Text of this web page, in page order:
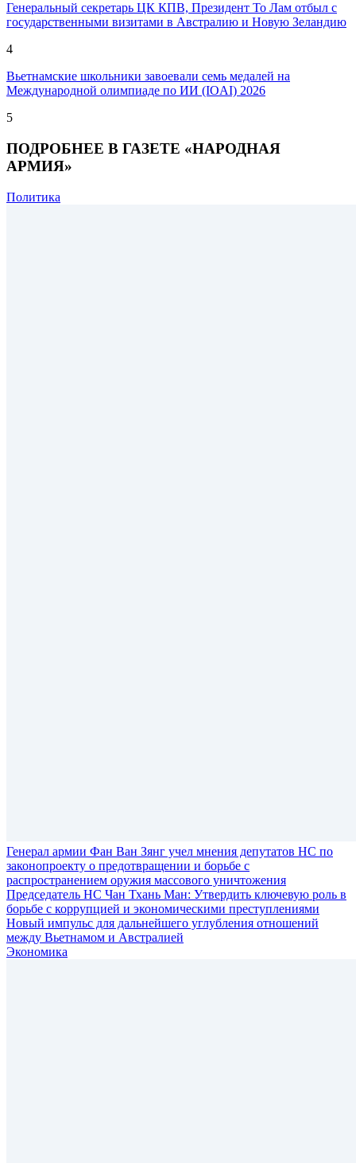
Генеральный секретарь ЦК КПВ, Президент То Лам отбыл с
государственными визитами в Австралию и Новую Зеландию
4
Вьетнамские школьники завоевали семь медалей на
Международной олимпиаде по ИИ (IOAI) 2026
5
ПОДРОБНЕЕ В ГАЗЕТЕ «НАРОДНАЯ
АРМИЯ»
Политика
Генерал армии Фан Ван Зянг учел мнения депутатов НС по
законопроекту о предотвращении и борьбе с
распространением оружия массового уничтожения
Председатель НС Чан Тхань Ман: Утвердить ключевую роль в
борьбе с коррупцией и экономическими преступлениями
Новый импульс для дальнейшего углубления отношений
между Вьетнамом и Австралией
Экономика